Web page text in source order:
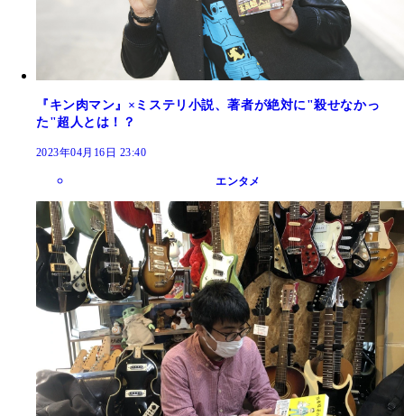
『キン肉マン』×ミステリ小説、著者が絶対に"殺せなかっ
た"超人とは！？
2023年04月16日 23:40
エンタメ